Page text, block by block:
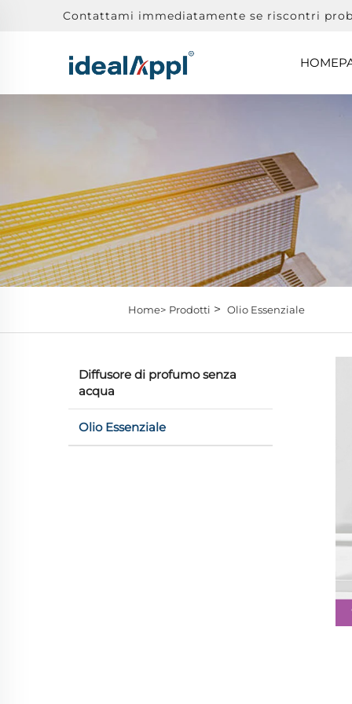
Contattami immediatamente se riscontri
Home> Prodotti > Olio Essenziale
Diffusore di profumo senza
acqua
Olio Essenziale